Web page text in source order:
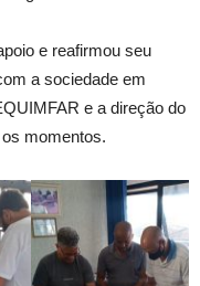
e reafirmou seu
a sociedade em
e a direção do
momentos.